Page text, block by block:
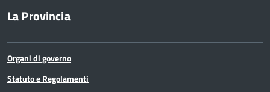
La Provincia
Organi di governo
Statuto e Regolamenti